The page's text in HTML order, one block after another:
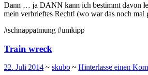
Dann … ja DANN kann ich bestimmt davon
mein verbrieftes Recht! (wo war das noch mal
#schnappatmung #umkipp
Train wreck
22. Juli 2014 ~ skubo ~ Hinterlasse einen